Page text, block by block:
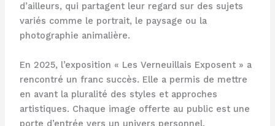
d’ailleurs, qui partagent leur regard sur des sujets
variés comme le portrait, le paysage ou la
photographie animalière.
En 2025, l’exposition « Les Verneuillais Exposent » a
rencontré un franc succès. Elle a permis de mettre
en avant la pluralité des styles et approches
artistiques. Chaque image offerte au public est une
porte d’entrée vers un univers personnel,